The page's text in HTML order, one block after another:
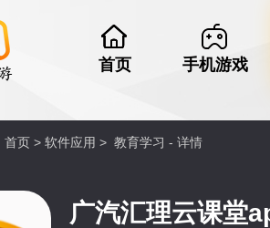
首页 手机游戏
首页 > 软件应用 > 教育学习 - 详情
广汽汇理云课堂